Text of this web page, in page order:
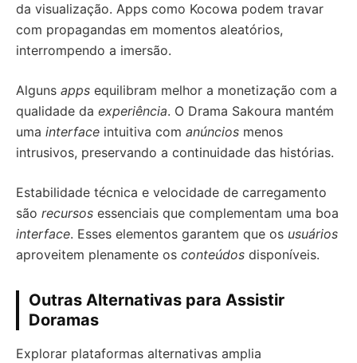
da visualização. Apps como Kocowa podem travar
com propagandas em momentos aleatórios,
interrompendo a imersão.
Alguns apps equilibram melhor a monetização com a
qualidade da experiência. O Drama Sakoura mantém
uma interface intuitiva com anúncios menos
intrusivos, preservando a continuidade das histórias.
Estabilidade técnica e velocidade de carregamento
são recursos essenciais que complementam uma boa
interface. Esses elementos garantem que os usuários
aproveitem plenamente os conteúdos disponíveis.
Outras Alternativas para Assistir
Doramas
Explorar plataformas alternativas amplia